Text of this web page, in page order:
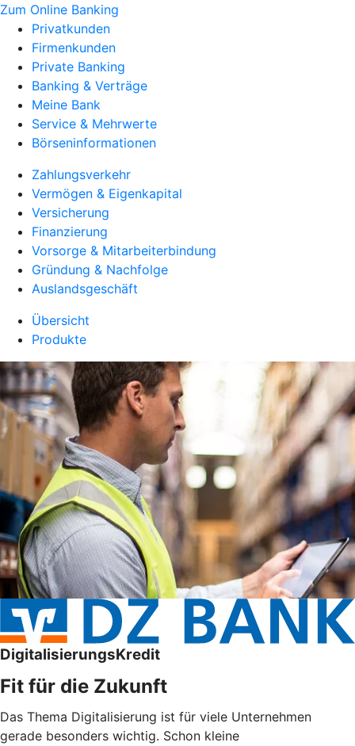
Zum Online Banking
Privatkunden
Firmenkunden
Private Banking
Banking & Verträge
Meine Bank
Service & Mehrwerte
Börseninformationen
Zahlungsverkehr
Vermögen & Eigenkapital
Versicherung
Finanzierung
Vorsorge & Mitarbeiterbindung
Gründung & Nachfolge
Auslandsgeschäft
Übersicht
Produkte
DigitalisierungsKredit
Fit für die Zukunft
Das Thema Digitalisierung ist für viele Unternehmen
gerade besonders wichtig. Schon kleine